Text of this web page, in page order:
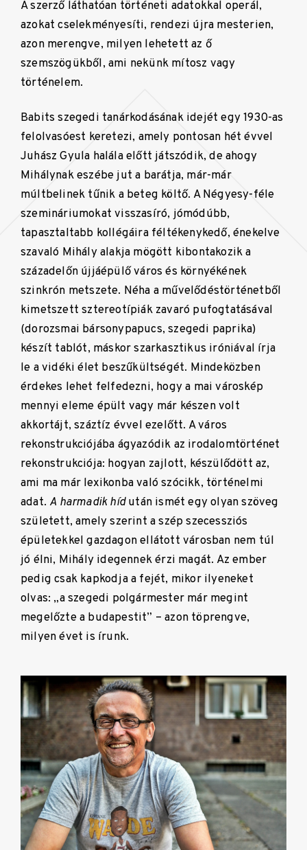
A szerző láthatóan történeti adatokkal operál,
azokat cselekményesíti, rendezi újra mesterien,
azon merengve, milyen lehetett az ő
szemszögükből, ami nekünk mítosz vagy
történelem.
Babits szegedi tanárkodásának idejét egy 1930-as
felolvasóest keretezi, amely pontosan hét évvel
Juhász Gyula halála előtt játszódik, de ahogy
Mihálynak eszébe jut a barátja, már-már
múltbelinek tűnik a beteg költő. A Négyesy-féle
szemináriumokat visszasíró, jómódúbb,
tapasztaltabb kollégáira féltékenykedő, énekelve
szavaló Mihály alakja mögött kibontakozik a
századelőn újjáépülő város és környékének
szinkrón metszete. Néha a művelődéstörténetből
kimetszett sztereotípiák zavaró pufogtatásával
(dorozsmai bársonypapucs, szegedi paprika)
készít tablót, máskor szarkasztikus iróniával írja
le a vidéki élet beszűkültségét. Mindeközben
érdekes lehet felfedezni, hogy a mai városkép
mennyi eleme épült vagy már készen volt
akkortájt, száztíz évvel ezelőtt. A város
rekonstrukciójába ágyazódik az irodalomtörténet
rekonstrukciója: hogyan zajlott, készülődött az,
ami ma már lexikonba való szócikk, történelmi
adat. A harmadik hídután ismét egy olyan szöveg
született, amely szerint a szép szecessziós
épületekkel gazdagon ellátott városban nem túl
jó élni, Mihály idegennek érzi magát. Az ember
pedig csak kapkodja a fejét, mikor ilyeneket
olvas: „a szegedi polgármester már megint
megelőzte a budapestit” – azon töprengve,
milyen évet is írunk.